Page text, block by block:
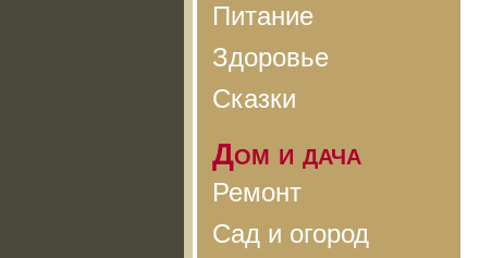
Питание
Здоровье
Сказки
Дом и дача
Ремонт
Сад и огород